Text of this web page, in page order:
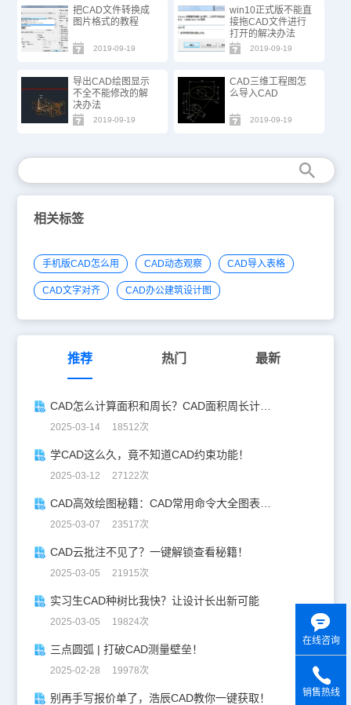
把CAD文件转换成
图片格式的教程
2019-09-19
win10正式版不能直
接拖CAD文件进行
打开的解决办法
2019-09-19
导出CAD绘图显示
不全不能修改的解
决办法
2019-09-19
CAD三维工程图怎
么导入CAD
2019-09-19
相关标签
手机版CAD怎么用 CAD动态观察 CAD导入表格
CAD文字对齐 CAD办公建筑设计图
推荐 热门 最新
CAD怎么计算面积和周长？CAD面积周长计算全攻略
2025-03-14 18512次
学CAD这么久，竟不知道CAD约束功能！
2025-03-12 27122次
2025-03-07 23517次
CAD云批注不见了？一键解锁查看秘籍！
2025-03-05 21915次
实习生CAD种树比我快？让设计长出新可能
2025-03-05 19824次
三点圆弧 | 打破CAD测量壁垒！
2025-02-28 19978次
别再手写报价单了，浩辰CAD教你一键获取！
在线咨询
销售热线